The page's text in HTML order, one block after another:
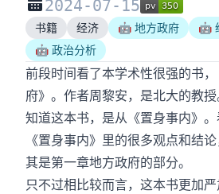
2024-07-15
书籍 经济 🤖 地方政府
🤖
🤖 政治分析
前段时间看了本学术性很强的书
府》。作者周黎安，是北大的教授
知道这本书，是从《置身事内》
《置身事内》里的很多观点和结
其是第一章地方政府的部分。
只不过相比较而言，这本书更加